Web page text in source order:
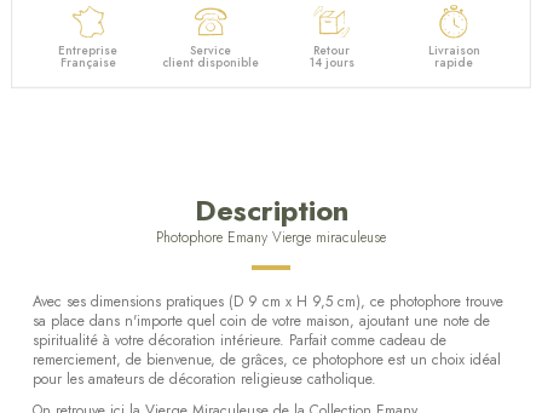
Entreprise
Française
Service
client disponible
Retour
14 jours
Livraison
rapide
Description
Photophore Emany Vierge miraculeuse
Avec ses dimensions pratiques (D 9 cm x H 9,5 cm), ce photophore trouve
sa place dans n'importe quel coin de votre maison, ajoutant une note de
spiritualité à votre décoration intérieure. Parfait comme cadeau de
remerciement, de bienvenue, de grâces, ce photophore est un choix idéal
pour les amateurs de décoration religieuse catholique.